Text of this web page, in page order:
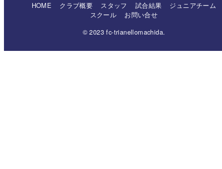
HOME クラブ概要 スタッフ 試合結果
ジュニアチーム
スクール
お問い合せ
© 2023 fc-trianellomachida.